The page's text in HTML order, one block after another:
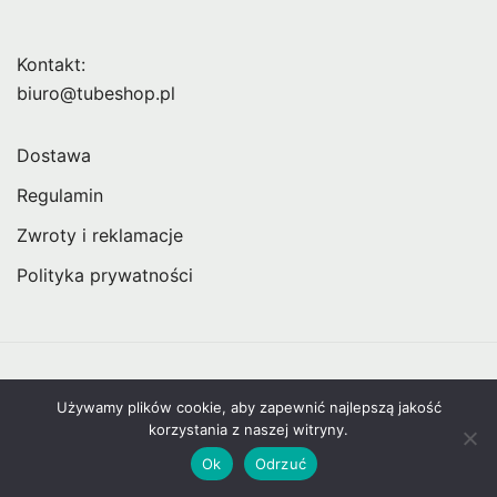
Kontakt:
biuro@tubeshop.pl
Dostawa
Regulamin
Zwroty i reklamacje
Polityka prywatności
© 2026 Skrzypas - Sklepy dla Twórców | TubeShop.pl
Używamy plików cookie, aby zapewnić najlepszą jakość
korzystania z naszej witryny.
Ok
Odrzuć